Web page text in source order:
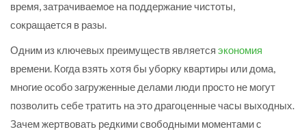
время, затрачиваемое на поддержание чистоты,
сокращается в разы.
Одним из ключевых преимуществ является экономия
времени. Когда взять хотя бы уборку квартиры или дома,
многие особо загруженные делами люди просто не могут
позволить себе тратить на это драгоценные часы выходных.
Зачем жертвовать редкими свободными моментами с